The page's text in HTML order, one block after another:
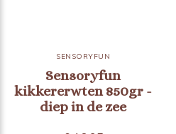
SENSORYFUN
Sensoryfun
kikkererwten 850gr -
diep in de zee